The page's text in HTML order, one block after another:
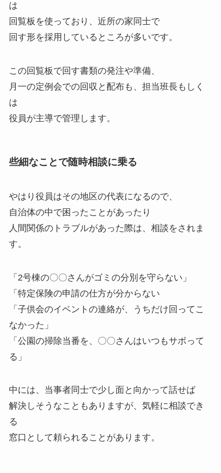
は
回覧板を使っており、近所の家同士で
回す形を採用しているところが多いです。
この回覧板で回す書類の発注や準備、
月一の定例会での回収と配布も、担当班長もしく
は
役員が主導で管理します。
些細なことで随時相談に乗る
やはり役員はその地区の代表になるので、
自治体の中で困ったことがあったり
人間関係のトラブルがあった際は、相談をされま
す。
「2号棟の〇〇さんがゴミの分別を守らない」
「特定保険の申請の仕方が分からない
「子供会のイベントの連絡が、うちだけ回ってこ
なかった」
「公園の掃除当番を、〇〇さんはいつもサボって
る」
中には、当事者同士で少し面と向かって話せば
解決しそうなこともありますが、気軽に相談でき
る
窓口として頼られることがあります。